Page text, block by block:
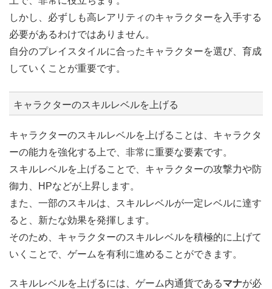
しかし、必ずしも高レアリティのキャラクターを入手する
必要があるわけではありません。
自分のプレイスタイルに合ったキャラクターを選び、育成
していくことが重要です。
キャラクターのスキルレベルを上げる
キャラクターのスキルレベルを上げることは、キャラクタ
ーの能力を強化する上で、非常に重要な要素です。
スキルレベルを上げることで、キャラクターの攻撃力や防
御力、HPなどが上昇します。
また、一部のスキルは、スキルレベルが一定レベルに達す
ると、新たな効果を発揮します。
そのため、キャラクターのスキルレベルを積極的に上げて
いくことで、ゲームを有利に進めることができます。
スキルレベルを上げるには、ゲーム内通貨であるマナが必